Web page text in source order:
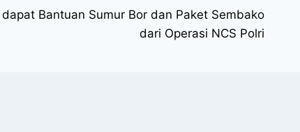
Bantuan Sumur Bor dan Paket Sembako
dari Operasi NCS Polri